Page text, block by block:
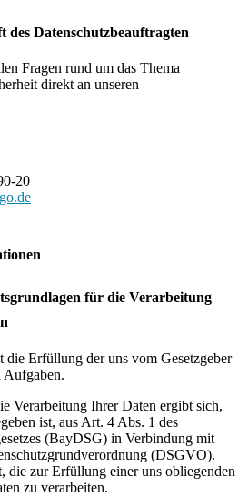
Datenschutzbeauftragten
Fragen rund um das Thema
direkt an unseren
20
für die Verarbeitung
die Erfüllung der uns vom Gesetzgeber
Aufgaben.
Verarbeitung Ihrer Daten ergibt sich,
ist, aus Art. 4 Abs. 1 des
(BayDSG) in Verbindung mit
(DSGVO).
die zur Erfüllung einer uns obliegenden
zu verarbeiten.